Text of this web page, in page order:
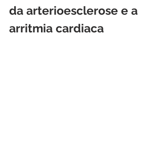
da arterioesclerose e a
arritmia cardiaca